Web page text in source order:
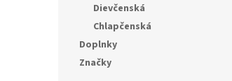
Dievčenská
Chlapčenská
Doplnky
Značky